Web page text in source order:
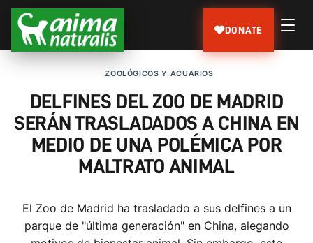
DONATE
ZOOLÓGICOS Y ACUARIOS
DELFINES DEL ZOO DE MADRID
SERÁN TRASLADADOS A CHINA EN
MEDIO DE UNA POLÉMICA POR
MALTRATO ANIMAL
El Zoo de Madrid ha trasladado a sus delfines a un
parque de "última generación" en China, alegando